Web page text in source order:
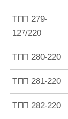
ТПП 279-
127/220
ТПП 280-220
ТПП 281-220
ТПП 282-220